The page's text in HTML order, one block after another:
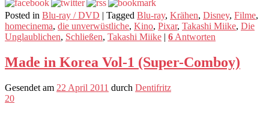
Posted in Blu-ray / DVD | Tagged Blu-ray, Krähen, Disney, Filme,
homecinema, die unverwüstliche, Kino, Pixar, Takashi Miike, Die
Unglaublichen, Schließen, Takashi Miike | 6 Antworten
Made in Korea Vol-1 (Super-Comboy)
Gesendet am 22 April 2011 durch Dentifritz
20